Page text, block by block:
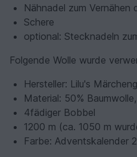
Nähnadel zum Vernähen
Schere
optional: Stecknadeln
Folgende Wolle wurde
Hersteller: Lilu's
Material: 50%
4fädiger Bobbel
1200 m (ca. 1050 m
Farbe: Adventskalender